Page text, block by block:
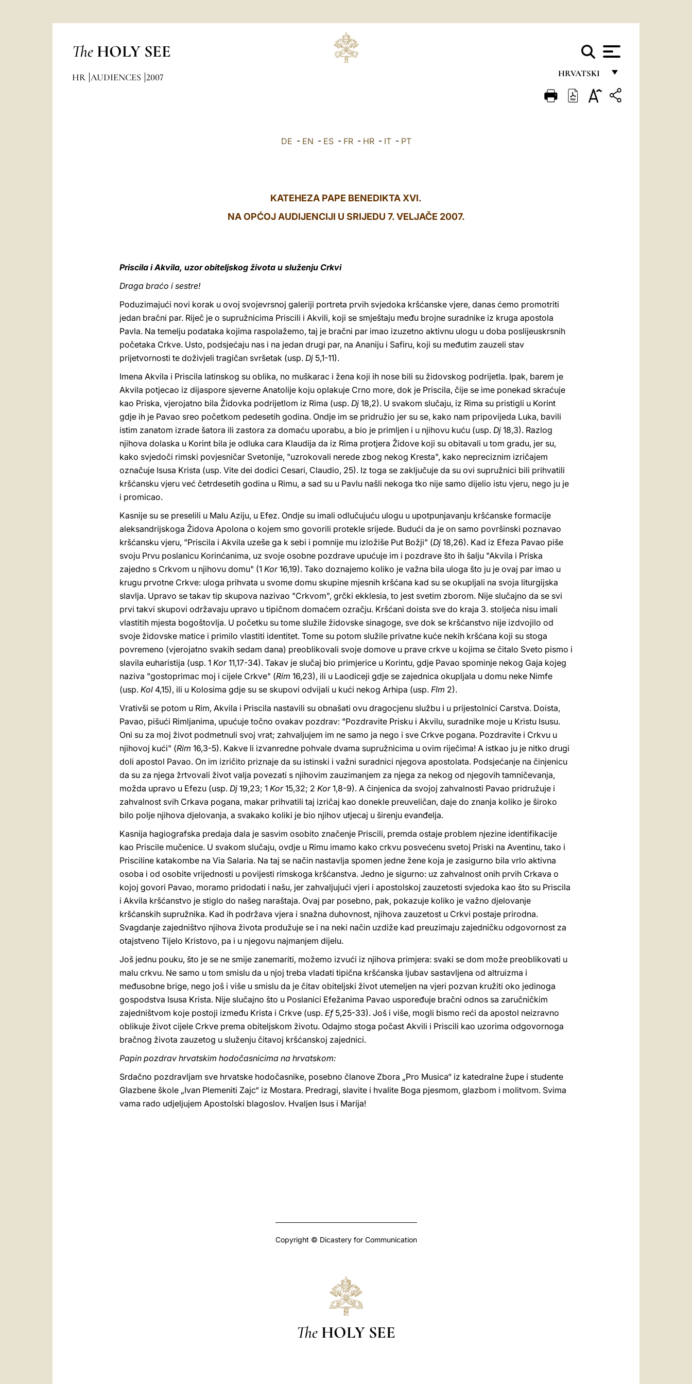
The HOLY SEE
HRVATSKI
FRANÇAIS
HR AUDIENCES 2007
DE - EN - ES- FR- HR- IT- PT
KATEHEZA PAPE BENEDIKTA XVI.
NA OPĆOJ AUDIJENCIJI U SRIJEDU 7. VELJAČE 2007.
Priscila i Akvila, uzor obiteljskog života u služenju Crkvi
Draga braćo i sestre!
Poduzimajući novi korak u ovoj svojevrsnoj galeriji portreta prvih svjedoka kršćanske vjere, danas ćemo promotriti
jedan bračni par. Riječ je o supružnicima Priscili i Akvili, koji se smještaju među brojne suradnike iz kruga apostola
Pavla. Na temelju podataka kojima raspolažemo, taj je bračni par imao izuzetno aktivnu ulogu u doba poslijeuskrsnih
početaka Crkve. Usto, podsjećaju nas i na jedan drugi par, na Ananiju i Safiru, koji su međutim zauzeli stav
prijetvornosti te doživjeli tragičan svršetak (usp. Dj 5,1-11).
Imena Akvila i Priscila latinskog su oblika, no muškarac i žena koji ih nose bili su židovskog podrijetla. Ipak, barem je
Akvila potjecao iz dijaspore sjeverne Anatolije koju oplakuje Crno more, dok je Priscila, čije se ime ponekad skraćuje
kao Priska, vjerojatno bila Židovka podrijetlom iz Rima (usp. Dj 18,2). U svakom slučaju, iz Rima su pristigli u Korint
gdje ih je Pavao sreo početkom pedesetih godina. Ondje im se pridružio jer su se, kako nam pripovijeda Luka, bavili
istim zanatom izrade šatora ili zastora za domaću uporabu, a bio je primljen i u njihovu kuću (usp. Dj 18,3). Razlog
njihova dolaska u Korint bila je odluka cara Klaudija da iz Rima protjera Židove koji su obitavali u tom gradu, jer su,
kako svjedoči rimski povjesničar Svetonije, "uzrokovali nerede zbog nekog Kresta", kako nepreciznim izričajem
označuje Isusa Krista (usp. Vite dei dodici Cesari, Claudio, 25). Iz toga se zaključuje da su ovi supružnici bili prihvatili
kršćansku vjeru već četrdesetih godina u Rimu, a sad su u Pavlu našli nekoga tko nije samo dijelio istu vjeru, nego ju je
i promicao.
Kasnije su se preselili u Malu Aziju, u Efez. Ondje su imali odlučujuću ulogu u upotpunjavanju kršćanske formacije
aleksandrijskoga Židova Apolona o kojem smo govorili protekle srijede. Budući da je on samo površinski poznavao
kršćansku vjeru, "Priscila i Akvila uzeše ga k sebi i pomnije mu izložiše Put Božji" (Dj 18,26). Kad iz Efeza Pavao piše
svoju Prvu poslanicu Korinćanima, uz svoje osobne pozdrave upućuje im i pozdrave što ih šalju "Akvila i Priska
zajedno s Crkvom u njihovu domu" (1 Kor16,19). Tako doznajemo koliko je važna bila uloga što ju je ovaj par imao u
krugu prvotne Crkve: uloga prihvata u svome domu skupine mjesnih kršćana kad su se okupljali na svoja liturgijska
slavlja. Upravo se takav tip skupova nazivao "Crkvom", grčki ekklesia, to jest svetim zborom. Nije slučajno da se svi
prvi takvi skupovi održavaju upravo u tipičnom domaćem ozračju. Kršćani doista sve do kraja 3. stoljeća nisu imali
vlastitih mjesta bogoštovlja. U početku su tome služile židovske sinagoge, sve dok se kršćanstvo nije izdvojilo od
svoje židovske matice i primilo vlastiti identitet. Tome su potom služile privatne kuće nekih kršćana koji su stoga
povremeno (vjerojatno svakih sedam dana) preoblikovali svoje domove u prave crkve u kojima se čitalo Sveto pismo i
slavila euharistija (usp. 1 Kor11,17-34). Takav je slučaj bio primjerice u Korintu, gdje Pavao spominje nekog Gaja kojeg
naziva "gostoprimac moj i cijele Crkve" (Rim 16,23), ili u Laodiceji gdje se zajednica okupljala u domu neke Nimfe
(usp. Kol 4,15), ili u Kolosima gdje su se skupovi odvijali u kući nekog Arhipa (usp. Flm 2).
Vrativši se potom u Rim, Akvila i Priscila nastavili su obnašati ovu dragocjenu službu i u prijestolnici Carstva. Doista,
Pavao, pišući Rimljanima, upućuje točno ovakav pozdrav: "Pozdravite Prisku i Akvilu, suradnike moje u Kristu Isusu.
Oni su za moj život podmetnuli svoj vrat; zahvaljujem im ne samo ja nego i sve Crkve pogana. Pozdravite i Crkvu u
njihovoj kući" (Rim 16,3-5). Kakve li izvanredne pohvale dvama supružnicima u ovim riječima! A istkao ju je nitko drugi
doli apostol Pavao. On im izričito priznaje da su istinski i važni suradnici njegova apostolata. Podsjećanje na činjenicu
da su za njega žrtvovali život valja povezati s njihovim zauzimanjem za njega za nekog od njegovih tamničevanja,
možda upravo u Efezu (usp. Dj 19,23; 1 Kor15,32; 2 Kor1,8-9). A činjenica da svojoj zahvalnosti Pavao pridružuje i
zahvalnost svih Crkava pogana, makar prihvatili taj izričaj kao donekle preuveličan, daje do znanja koliko je široko
bilo polje njihova djelovanja, a svakako koliki je bio njihov utjecaj u širenju evanđelja.
Kasnija hagiografska predaja dala je sasvim osobito značenje Priscili, premda ostaje problem njezine identifikacije
kao Priscile mučenice. U svakom slučaju, ovdje u Rimu imamo kako crkvu posvećenu svetoj Priski na Aventinu, tako i
Prisciline katakombe na Via Salaria. Na taj se način nastavlja spomen jedne žene koja je zasigurno bila vrlo aktivna
osoba i od osobite vrijednosti u povijesti rimskoga kršćanstva. Jedno je sigurno: uz zahvalnost onih prvih Crkava o
kojoj govori Pavao, moramo pridodati i našu, jer zahvaljujući vjeri i apostolskoj zauzetosti svjedoka kao što su Priscila
i Akvila kršćanstvo je stiglo do našeg naraštaja. Ovaj par posebno, pak, pokazuje koliko je važno djelovanje
kršćanskih supružnika. Kad ih podržava vjera i snažna duhovnost, njihova zauzetost u Crkvi postaje prirodna.
Svagdanje zajedništvo njihova života produžuje se i na neki način uzdiže kad preuzimaju zajedničku odgovornost za
otajstveno Tijelo Kristovo, pa i u njegovu najmanjem dijelu.
Još jednu pouku, što je se ne smije zanemariti, možemo izvući iz njihova primjera: svaki se dom može preoblikovati u
malu crkvu. Ne samo u tom smislu da u njoj treba vladati tipična kršćanska ljubav sastavljena od altruizma i
međusobne brige, nego još i više u smislu da je čitav obiteljski život utemeljen na vjeri pozvan kružiti oko jedinoga
gospodstva Isusa Krista. Nije slučajno što u Poslanici Efežanima Pavao uspoređuje bračni odnos sa zaručničkim
zajedništvom koje postoji između Krista i Crkve (usp. Ef5,25-33). Još i više, mogli bismo reći da apostol neizravno
oblikuje život cijele Crkve prema obiteljskom životu. Odajmo stoga počast Akvili i Priscili kao uzorima odgovornoga
bračnog života zauzetog u služenju čitavoj kršćanskoj zajednici.
Papin pozdrav hrvatskim hodočasnicima na hrvatskom:
Srdačno pozdravljam sve hrvatske hodočasnike, posebno članove Zbora „Pro Musica“ iz katedralne župe i studente
Glazbene škole „Ivan Plemeniti Zajc“ iz Mostara. Predragi, slavite i hvalite Boga pjesmom, glazbom i molitvom. Svima
vama rado udjeljujem Apostolski blagoslov. Hvaljen Isus i Marija!
Copyright © Dicastery for Communication
The HOLY SEE